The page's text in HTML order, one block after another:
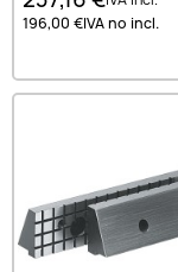
PRECISION TIPO
196,00 €IVA no incl.